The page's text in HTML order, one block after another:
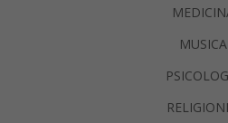
MUSICA